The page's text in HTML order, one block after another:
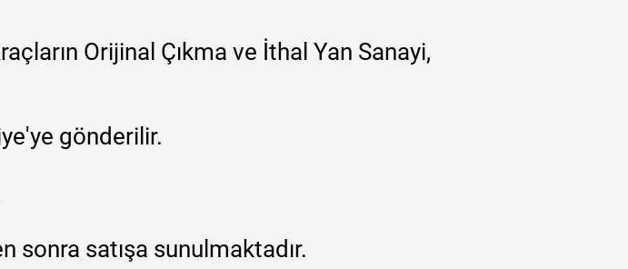
Orijinal Çıkma ve İthal Yan Sanayi,
gönderilir.
sonra satışa sunulmaktadır.